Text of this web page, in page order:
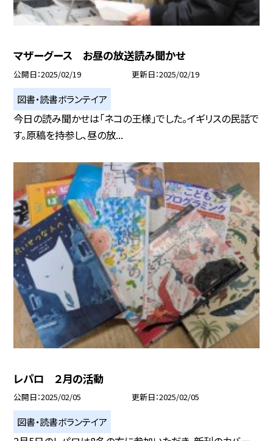
マザーグース お昼の放送読み聞かせ
公開日 2025/02/19 更新日 2025/02/19
図書・読書ボランテイア
今日の読み聞かせは「ネコの王様」でした。イギリスの民話で
す。原稿を持参し、昼の放...
レパロ ２月の活動
公開日 2025/02/05 更新日 2025/02/05
図書・読書ボランテイア